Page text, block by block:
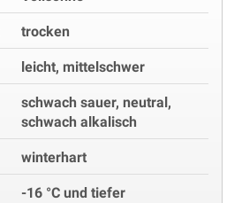
trocken
leicht, mittelschwer
schwach sauer, neutral,
schwach alkalisch
winterhart
-16 °C und tiefer